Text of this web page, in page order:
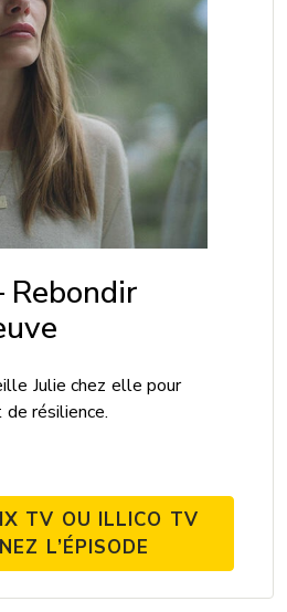
Rebondir
Julie chez elle pour
de résilience.
TV OU ILLICO TV
L’ÉPISODE